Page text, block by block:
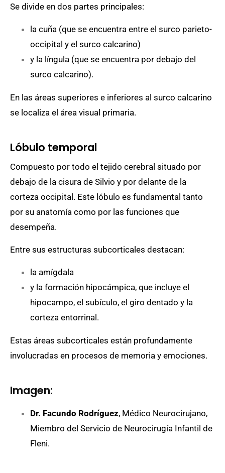
Se divide en dos partes principales:
la cuña (que se encuentra entre el surco parieto-
occipital y el surco calcarino)
y la língula (que se encuentra por debajo del
surco calcarino).
En las áreas superiores e inferiores al surco calcarino
se localiza el área visual primaria.
Lóbulo temporal
Compuesto por todo el tejido cerebral situado por
debajo de la cisura de Silvio y por delante de la
corteza occipital. Este lóbulo es fundamental tanto
por su anatomía como por las funciones que
desempeña.
Entre sus estructuras subcorticales destacan:
la amígdala
y la formación hipocámpica, que incluye el
hipocampo, el subículo, el giro dentado y la
corteza entorrinal.
Estas áreas subcorticales están profundamente
involucradas en procesos de memoria y emociones.
Imagen:
Dr. Facundo Rodríguez, Médico Neurocirujano,
Miembro del Servicio de Neurocirugía Infantil de
Fleni.